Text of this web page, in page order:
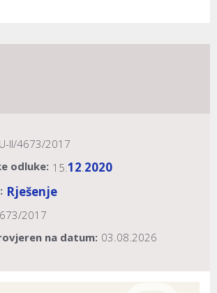
U-II/4673/2017
odluke: 15.12.2020
Rješenje
2017
na datum: 03.08.2026